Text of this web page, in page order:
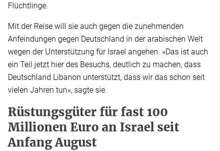
Flüchtlinge.
Mit der Reise will sie auch gegen die zunehmenden
Anfeindungen gegen Deutschland in der arabischen Welt
wegen der Unterstützung für Israel angehen. «Das ist auch
ein Teil jetzt hier des Besuchs, deutlich zu machen, dass
Deutschland Libanon unterstützt, dass wir das schon seit
vielen Jahren tun», sagte sie.
Rüstungsgüter für fast 100
Millionen Euro an Israel seit
Anfang August